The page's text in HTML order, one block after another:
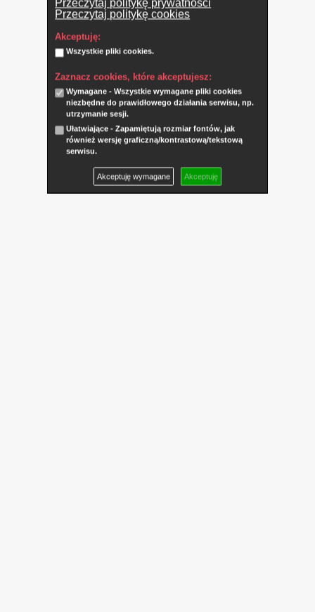
Przeczytaj politykę prywatności
Przeczytaj politykę cookies
Akceptuję:
Wszystkie pliki cookies.
Zaznacz cookies, które akceptujesz:
Wymagane - Wszystkie wymagane pliki cookies
niezbędne do prawidłowego działania serwisu, np.
utrzymanie sesji.
Ułatwiające - Zapamiętują rozmiar fontów, jak
również wersję graficzną/kontrastową/tekstową
serwisu.
Akceptuję wymagane Akceptuję